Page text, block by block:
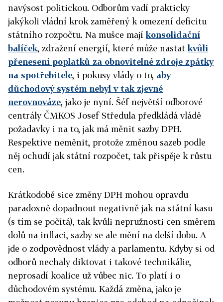
navýsost politickou. Odborům vadí prakticky
jakýkoli vládní krok zaměřený k omezení deficitu
státního rozpočtu. Na mušce majíkonsolidační
balíček, zdražení energií, které může nastatkvůli
přenesení poplatků za obnovitelné zdroje zpátky
na spotřebitele, i pokusy vlády o to, aby
důchodový systém nebyl v tak zjevné
nerovnováze, jako je nyní. Šéf největší odborové
centrály ČMKOS Josef Středula předkládá vládě
požadavky i na to, jak má měnit sazby DPH.
Respektive neměnit, protože změnou sazeb podle
něj ochudí jak státní rozpočet, tak přispěje k růstu
cen.
Krátkodobě sice změny DPH mohou opravdu
paradoxně dopadnout negativně jak na státní kasu
(s tím se počítá), tak kvůli nepružnosti cen směrem
dolů na inflaci, sazby se ale mění na delší dobu. A
jde o zodpovědnost vlády a parlamentu. Kdyby si od
odborů nechaly diktovat i takové technikálie,
neprosadí koalice už vůbec nic. To platí i o
důchodovém systému. Každá změna, jako je